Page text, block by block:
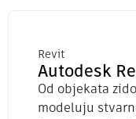
Revit
Autodesk
Od objekata
modeluju